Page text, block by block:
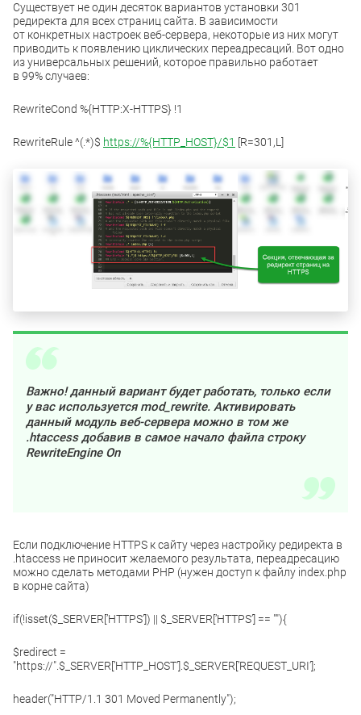
Существует не один десяток вариантов установки 301
редиректа для всех страниц сайта. В зависимости
от конкретных настроек веб-сервера, некоторые из них могут
приводить к появлению циклических переадресаций. Вот одно
из универсальных решений, которое правильно работает
в 99% случаев:
RewriteCond %{HTTP:X-HTTPS} !1
RewriteRule ^(.*)$ https://%{HTTP_HOST}/$1 [R=301,L]
Важно! данный вариант будет работать, только если
у вас используется mod_rewrite. Активировать
данный модуль веб-сервера можно в том же
.htaccess добавив в самое начало файла строку
RewriteEngine On
Если подключение HTTPS к сайту через настройку редиректа в
.htaccess не приносит желаемого результата, переадресацию
можно сделать методами PHP (нужен доступ к файлу index.php
в корне сайта)
if(!isset($_SERVER[’HTTPS’]) || $_SERVER[’HTTPS’] == ""){
$redirect =
"https://".$_SERVER[’HTTP_HOST’].$_SERVER[’REQUEST_URI’];
header("HTTP/1.1 301 Moved Permanently");